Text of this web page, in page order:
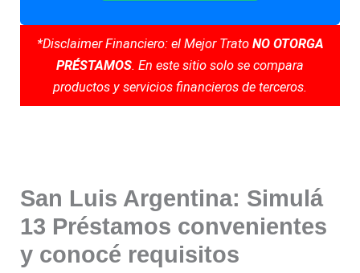
*Disclaimer Financiero: el Mejor Trato NO OTORGA
PRÉSTAMOS. En este sitio solo se compara
productos y servicios financieros de terceros.
San Luis Argentina: Simulá
13 Préstamos convenientes
y conocé requisitos